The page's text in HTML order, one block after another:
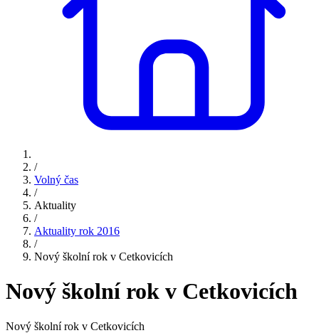
/
Volný čas
/
Aktuality
/
Aktuality rok 2016
/
Nový školní rok v Cetkovicích
Nový školní rok v Cetkovicích
Nový školní rok v Cetkovicích